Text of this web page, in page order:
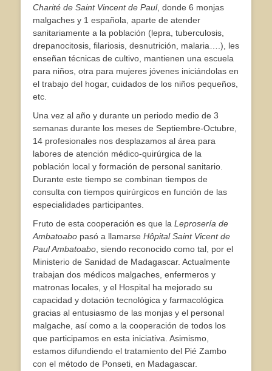
Charité de Saint Vincent de Paul, donde 6 monjas
malgaches y 1 española, aparte de atender
sanitariamente a la población (lepra, tuberculosis,
drepanocitosis, filariosis, desnutrición, malaria….), les
enseñan técnicas de cultivo, mantienen una escuela
para niños, otra para mujeres jóvenes iniciándolas en
el trabajo del hogar, cuidados de los niños pequeños,
etc.
Una vez al año y durante un periodo medio de 3
semanas durante los meses de Septiembre-Octubre,
14 profesionales nos desplazamos al área para
labores de atención médico-quirúrgica de la
población local y formación de personal sanitario.
Durante este tiempo se combinan tiempos de
consulta con tiempos quirúrgicos en función de las
especialidades participantes.
Fruto de esta cooperación es que la Leprosería de
Ambatoabo pasó a llamarse Hôpital Saint Vicent de
Paul Ambatoabo , siendo reconocido como tal, por el
Ministerio de Sanidad de Madagascar. Actualmente
trabajan dos médicos malgaches, enfermeros y
matronas locales, y el Hospital ha mejorado su
capacidad y dotación tecnológica y farmacológica
gracias al entusiasmo de las monjas y el personal
malgache, así como a la cooperación de todos los
que participamos en esta iniciativa. Asimismo,
estamos difundiendo el tratamiento del Pié Zambo
con el método de Ponseti, en Madagascar.